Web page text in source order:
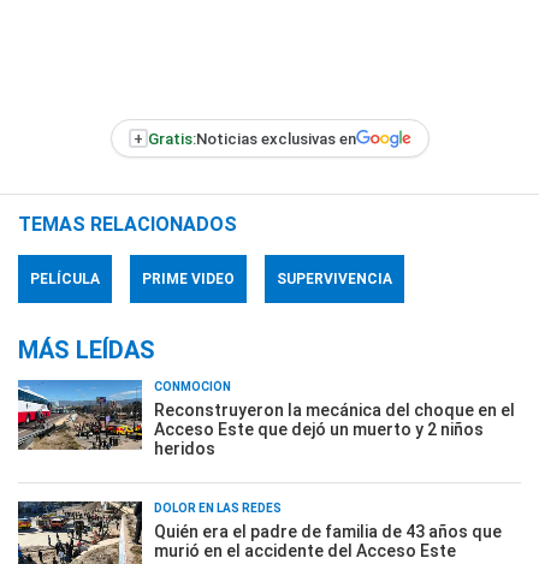
+ Gratis:Noticias exclusivas en
TEMAS RELACIONADOS
PELÍCULA PRIME VIDEO SUPERVIVENCIA
MÁS LEÍDAS
CONMOCIÓN
Reconstruyeron la mecánica del choque en el
Acceso Este que dejó un muerto y 2 niños
heridos
DOLOR EN LAS REDES
Quién era el padre de familia de 43 años que
murió en el accidente del Acceso Este